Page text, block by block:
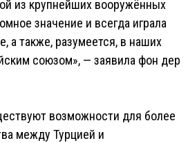
из крупнейших вооружённых
значение и всегда играла
а также, разумеется, в наших
союзом», — заявила фон дер
возможности для более
между Турцией и